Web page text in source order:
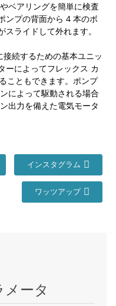
ベアリングを簡単に検査
ンプの背面から 4 本のボ
ライドして外れます。
続するための基本ユニッ
ーによってフレックス カ
こともできます。ポンプ
によって駆動される場合
出力を備えた電気モータ
インスタグラム
ワッツアップ
ータ